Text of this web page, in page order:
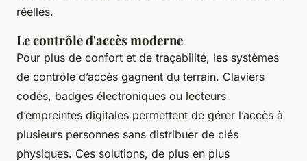
réelles.
Le contrôle d'accès moderne
Pour plus de confort et de traçabilité, les systèmes
de contrôle d’accès gagnent du terrain. Claviers
codés, badges électroniques ou lecteurs
d’empreintes digitales permettent de gérer l’accès à
plusieurs personnes sans distribuer de clés
physiques. Ces solutions, de plus en plus